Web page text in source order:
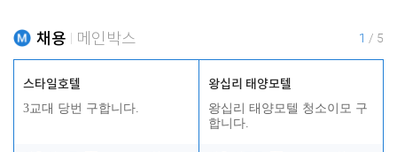
채용 메인박스 1 / 5
스타일호텔
3교대 당번 구합니다.
왕십리 태양모텔
왕십리 태양모텔 청소이모 구
합니다.